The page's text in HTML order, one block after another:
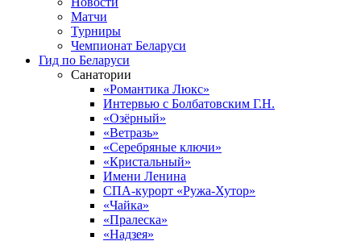
Матчи
Турниры
Чемпионат Беларуси
Гид по Беларуси
Санатории
«Романтика Люкс»
Интервью с Болбатовским Г.Н.
«Озёрный»
«Ветразь»
«Серебряные ключи»
«Кристальный»
Имени Ленина
СПА-курорт «Ружа-Хутор»
«Чайка»
«Пралеска»
«Надзея»